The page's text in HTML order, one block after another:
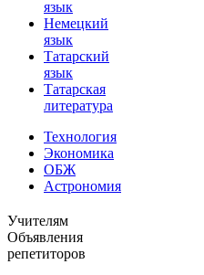
язык
Немецкий
язык
Татарский
язык
Татарская
литература
Технология
Экономика
ОБЖ
Астрономия
Учителям
Объявления
репетиторов